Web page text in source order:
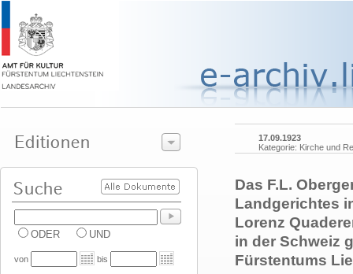
ODER UND
von bis
17.09.1923
Kategorie: Kirche und
Das F.L.
Landgerichtes
Lorenz
in der Schweiz
Fürstentums